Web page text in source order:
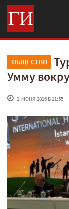
ОБЩЕСТВО
Умму
2 ИЮНЯ'2016 В 11:55